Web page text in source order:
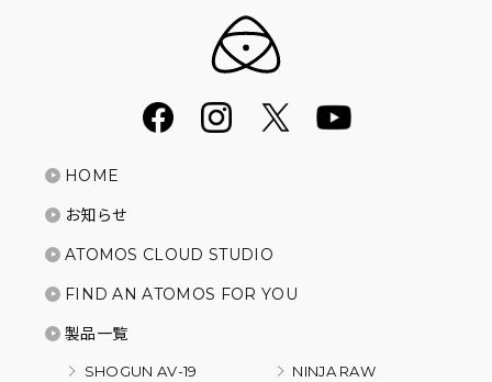
HOME
お知らせ
ATOMOS CLOUD STUDIO
FIND AN ATOMOS FOR YOU
製品一覧
SHOGUN AV-19 NINJA RAW